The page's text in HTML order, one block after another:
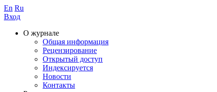
En Ru
Вход
О журнале
Общая информация
Рецензирование
Открытый доступ
Индексируется
Новости
Контакты